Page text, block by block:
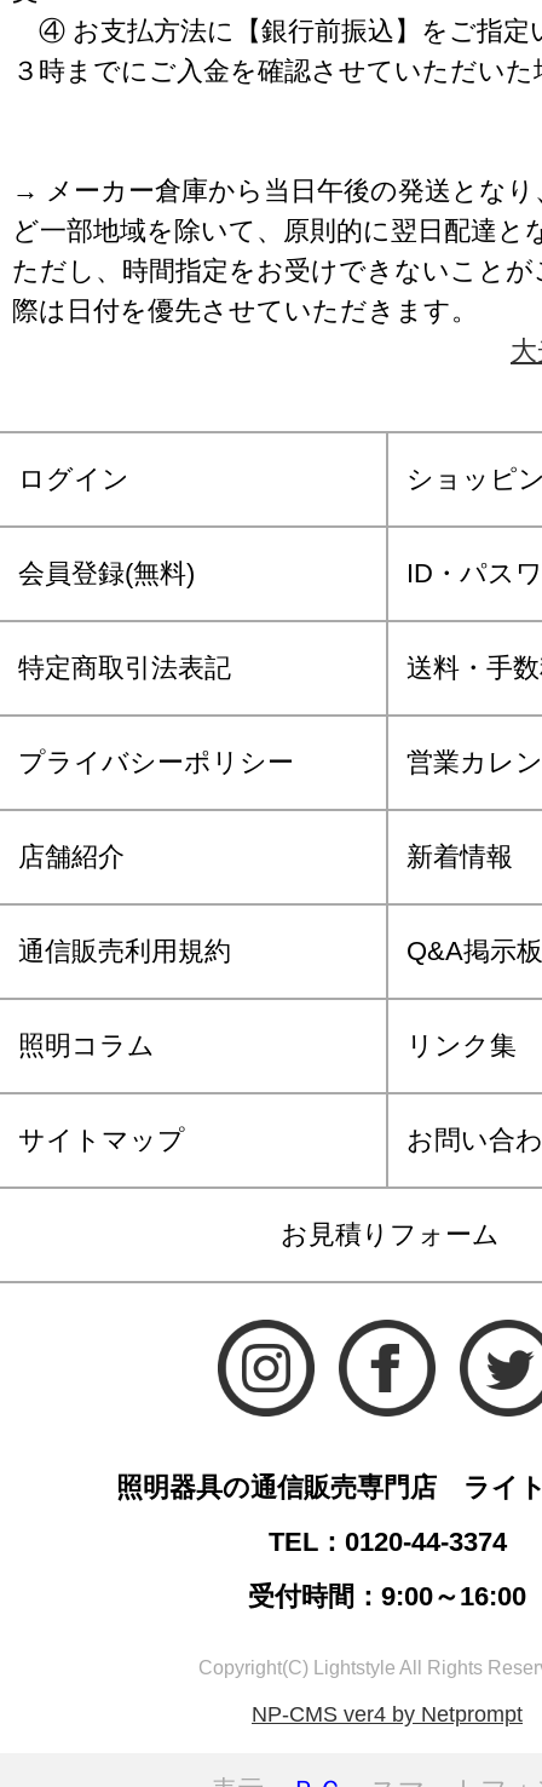
④ お支払方法に【銀行前振込】をご指定
３時までにご入金を確認させていただいた
→ メーカー倉庫から当日午後の発送となり
ど一部地域を除いて、原則的に翌日配達と
ただし、時間指定をお受けできないこと
際は日付を優先させていただきます。
ログイン ショッピ
会員登録(無料) ID・パス
特定商取引法表記 送料・手
プライバシーポリシー 営業カレ
店舗紹介 新着情報
通信販売利用規約 Q&A掲示板
照明コラム リンク集
サイトマップ お問い合
お見積りフォーム
照明器具の通信販売専門店 ライ
TEL：0120-44-3374
受付時間：9:00～16:00
Copyright(C) Lightstyle All Rights
NP-CMS ver4 by Netprompt